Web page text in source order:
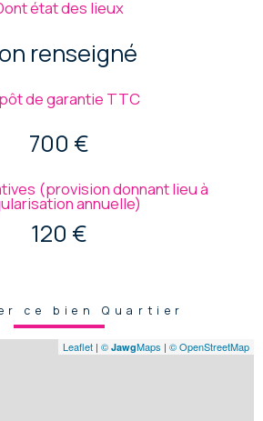
état des lieux
renseigné
de garantie TTC
700 €
(provision donnant lieu à
annuelle)
120 €
ce bien Quartier
Leaflet | © JawgMaps | © OpenStreetMap